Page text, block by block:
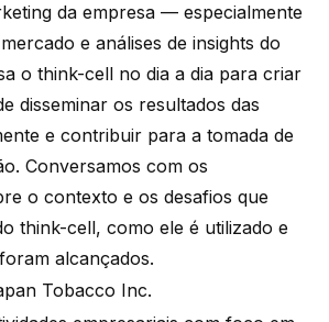
da empresa — especialmente
e análises de insights do
o think-cell no dia a dia para criar
disseminar os resultados das
e contribuir para a tomada de
Conversamos com os
o contexto e os desafios que
think-cell, como ele é utilizado e
alcançados.
Tobacco Inc.